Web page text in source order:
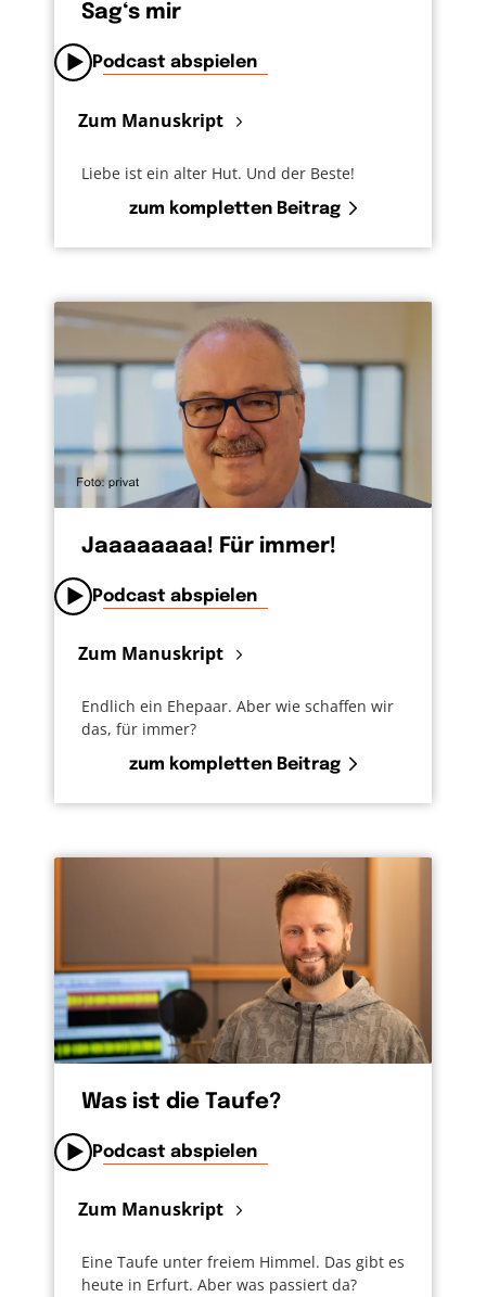
Sag‘s mir
Podcast abspielen
Zum Manuskript
Liebe ist ein alter Hut. Und der Beste!
zum kompletten Beitrag
Jaaaaaaaa! Für immer!
Podcast abspielen
Zum Manuskript
Endlich ein Ehepaar. Aber wie schaffen wir
das, für immer?
zum kompletten Beitrag
Was ist die Taufe?
Podcast abspielen
Zum Manuskript
Eine Taufe unter freiem Himmel. Das gibt es
heute in Erfurt. Aber was passiert da?